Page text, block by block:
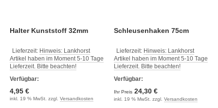
Halter Kunststoff 32mm
Lieferzeit: Hinweis: Lankhorst
Artikel haben im Moment 5-10 Tage
Lieferzeit. Bitte beachten!
Verfügbar:
4,95 €
inkl. 19 % MwSt. zzgl. Versandkosten
Schleusenhaken 75cm
Lieferzeit: Hinweis: Lankhorst
Artikel haben im Moment 5-10 Tage
Lieferzeit. Bitte beachten!
Verfügbar:
Ihr Preis 24,30 €
inkl. 19 % MwSt. zzgl. Versandkosten